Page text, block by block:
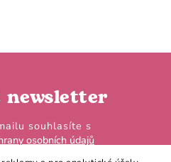
souhlasíte s
osobních údajů